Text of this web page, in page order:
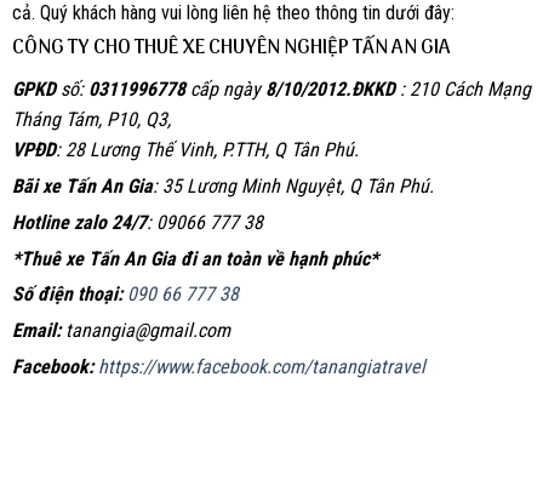
cả. Quý khách hàng vui lòng liên hệ theo thông tin dưới đây:
CÔNG TY CHO THUÊ XE CHUYÊN NGHIỆP TẤN AN GIA
GPKDsố: 0311996778cấp ngày8/10/2012.ĐKKD: 210 Cách Mạng
Tháng Tám, P10, Q3,
VPĐD: 28 Lương Thế Vinh, P.TTH, Q Tân Phú.
Bãi xe Tấn An Gia: 35 Lương Minh Nguyệt, Q Tân Phú.
Hotline zalo 24/7: 09066 777 38
*Thuê xe Tấn An Gia đi an toàn về hạnh phúc*
Số điện thoại:090 66 777 38
Email:tanangia@gmail.com
Facebook: https://www.facebook.com/tanangiatravel